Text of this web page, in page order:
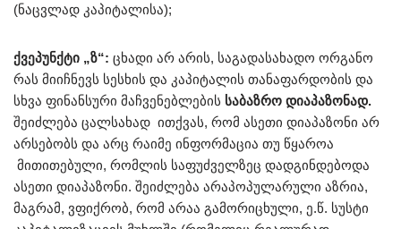
(ნაცვლად კაპიტალისა);
ქვეპუნქტი „ზ“: ცხადი არ არის, საგადასახადო ორგანო
რას მიიჩნევს სესხის და კაპიტალის თანაფარდობის და
სხვა ფინანსური მაჩვენებლების საბაზრო დიაპაზონად.
შეიძლება ცალსახად ითქვას, რომ ასეთი დიაპაზონი არ
არსებობს და არც რაიმე ინფორმაცია თუ წყაროა
მითითებული, რომლის საფუძველზეც დადგინდებოდა
ასეთი დიაპაზონი. შეიძლება არაპოპულარული აზრია,
მაგრამ, ვფიქრობ, რომ არაა გამორიცხული, ე.წ. სუსტი